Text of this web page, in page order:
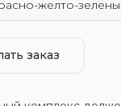
желто-
заказ